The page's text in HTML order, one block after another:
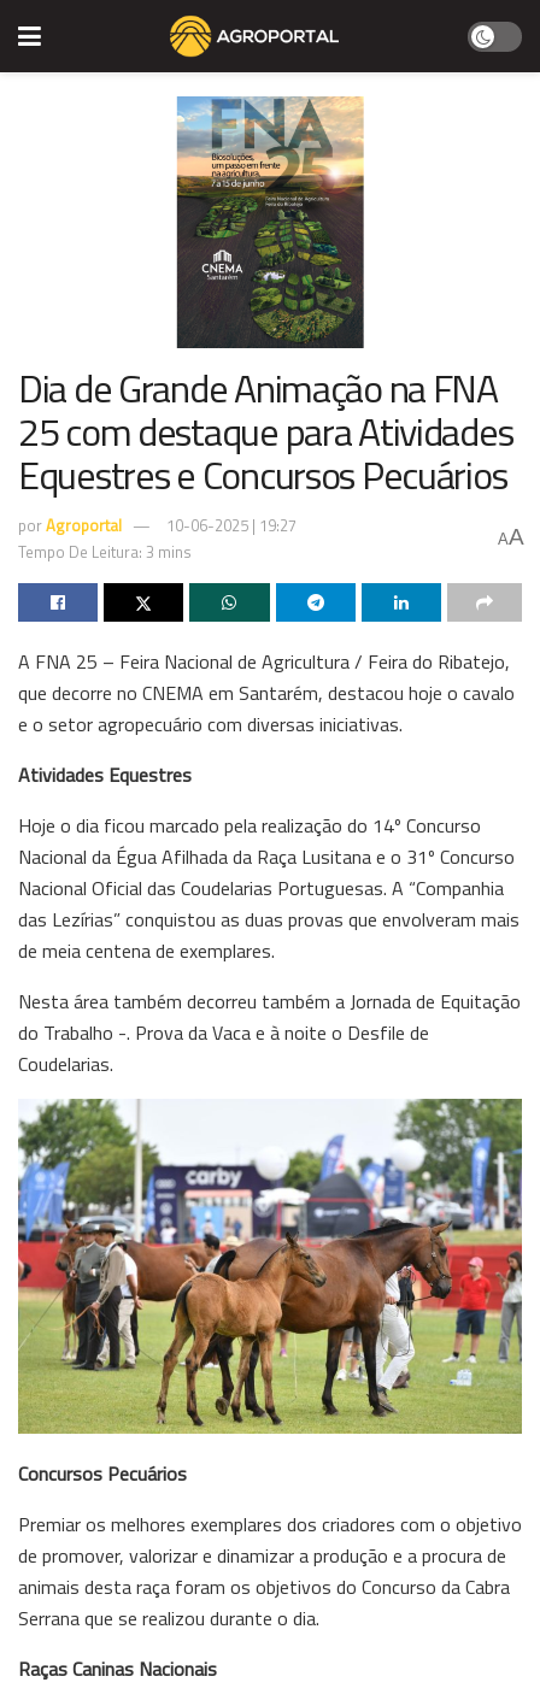
Dia de Grande Animação na FNA
25 com destaque para Atividades
Equestres e Concursos Pecuários
porAgroportal
10-06-2025 | 19:27
Tempo De Leitura: 3 mins
AA
A FNA 25 – Feira Nacional de Agricultura / Feira do Ribatejo,
que decorre no CNEMA em Santarém, destacou hoje o cavalo
e o setor agropecuário com diversas iniciativas.
Atividades Equestres
Hoje o dia ficou marcado pela realização do 14º Concurso
Nacional da Égua Afilhada da Raça Lusitana e o 31º Concurso
Nacional Oficial das Coudelarias Portuguesas. A “Companhia
das Lezírias” conquistou as duas provas que envolveram mais
de meia centena de exemplares.
Nesta área também decorreu também a Jornada de Equitação
do Trabalho -. Prova da Vaca e à noite o Desfile de
Coudelarias.
Concursos Pecuários
Premiar os melhores exemplares dos criadores com o objetivo
de promover, valorizar e dinamizar a produção e a procura de
animais desta raça foram os objetivos do Concurso da Cabra
Serrana que se realizou durante o dia.
Raças Caninas Nacionais